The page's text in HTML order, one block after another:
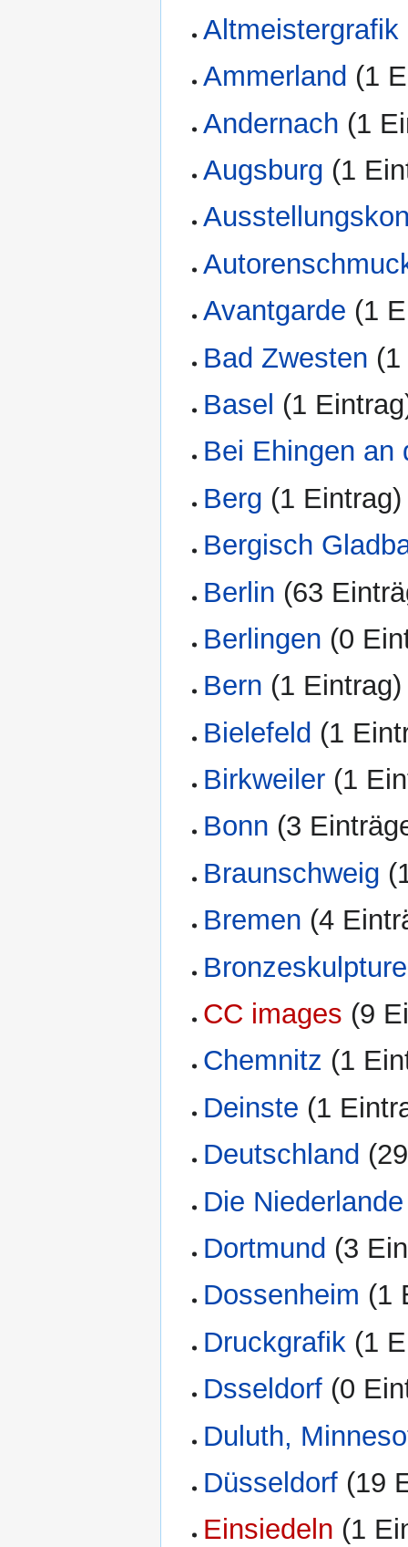
Altmeistergrafik
Ammerland
(1
Andernach (1
Augsburg (1
Avantgarde (1
Bad Zwesten
Basel
(1
Bei Ehingen an
Berg ‏‎ (1 Eintrag)
Bergisch
Berlin (63
Berlingen (0
Bern ‏‎ (1 Eintrag)
Bielefeld (1
Birkweiler (1
Bonn (3
Braunschweig
Bremen (4
CC images (9
Chemnitz
(1
Deinste (1
Deutschland
Die Niederlande
Dortmund
(3
Dossenheim
(1
Druckgrafik (1
Dsseldorf (0
Duluth,
Düsseldorf (19
Einsiedeln (1